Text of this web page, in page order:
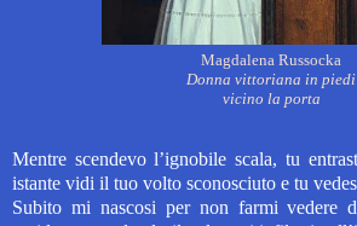
Magdalena Russocka
Donna vittoriana in piedi
vicino la porta
Mentre scendevo l’ignobile scala, tu
istante vidi il tuo volto sconosciuto e tu
Subito mi nascosi per non farmi vedere